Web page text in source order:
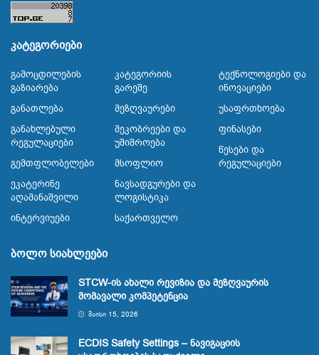
კატეგორიები
Გამოცდილების
Გაზიარება
Განათლება
Განახლებული
Რეგულაციები
Გემთფლობელები
Ეკატერინე
Აღამანაშვილი
Ინტერვიუები
Კატეგორიის
Გარეშე
Მეზღვაურები
Მეკობრეები Და
Უშიშროება
Მსოფლიო
Ნავსადგურები Და
Ლოგისტიკა
Საქართველო
Ტექნოლოგიები Და
Ინოვაციები
Უსაფრთხოება
Ფინასები
Წესები Და
Რეგულაციები
ბოლო სიახლეები
STCW-ის ახალი რევიზია და მეზღვაურის
მომავალი კომპეტენცია
ᲛᲐᲘᲡᲘ 15, 2026
ECDIS Safety Settings – ნავიგაციის